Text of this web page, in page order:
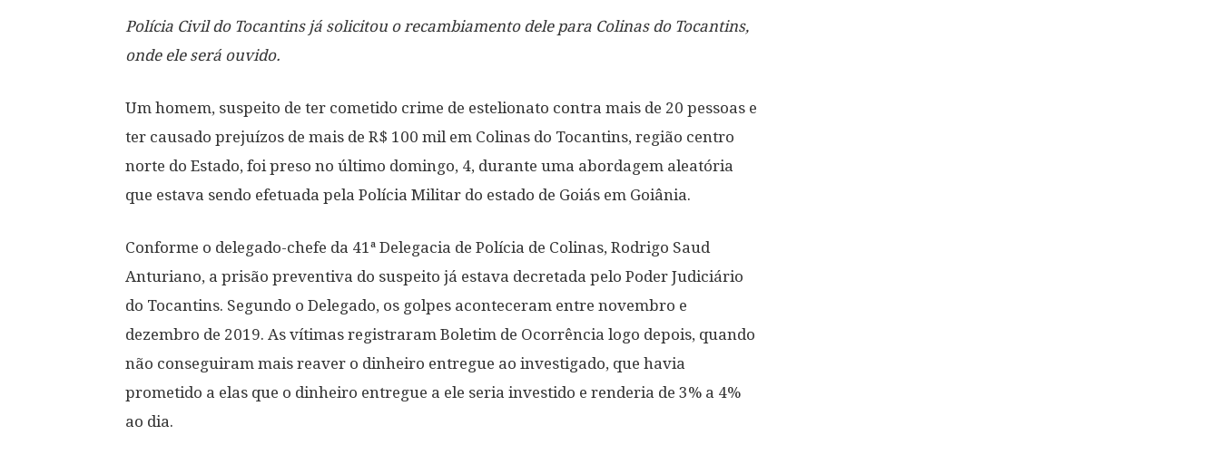
Polícia Civil do Tocantins já solicitou o recambiamento dele para Colinas do Tocantins,
onde ele será ouvido.
Um homem, suspeito de ter cometido crime de estelionato contra mais de 20 pessoas e
ter causado prejuízos de mais de R$ 100 mil em Colinas do Tocantins, região centro
norte do Estado, foi preso no último domingo, 4, durante uma abordagem aleatória
que estava sendo efetuada pela Polícia Militar do estado de Goiás em Goiânia.
Conforme o delegado-chefe da 41ª Delegacia de Polícia de Colinas, Rodrigo Saud
Anturiano, a prisão preventiva do suspeito já estava decretada pelo Poder Judiciário
do Tocantins. Segundo o Delegado, os golpes aconteceram entre novembro e
dezembro de 2019. As vítimas registraram Boletim de Ocorrência logo depois, quando
não conseguiram mais reaver o dinheiro entregue ao investigado, que havia
prometido a elas que o dinheiro entregue a ele seria investido e renderia de 3% a 4%
ao dia.